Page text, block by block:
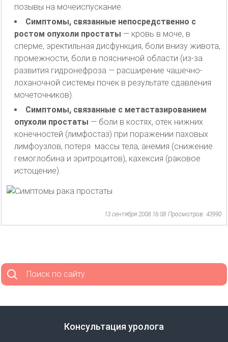
позывы на мочеиспускание.
Симптомы, связанные непосредственно с
ростом опухоли простаты — кровь в моче, в
сперме, эректильная дисфункция, боли внизу живота,
промежности, боли в поясничной области (из-за
развития гидронефроза — расширение чашечно-
лоханочной системы почек в результате сдавления
мочеточников).
Симптомы, связанные с метастазированием
опухоли простаты — боли в костях, отек нижних
конечностей (лимфостаз) при поражении паховых
лимфоузлов, потеря массы тела, анемия (снижение
гемоглобина и эритроцитов), кахексия (раковое
истощение).
13 сентября 2008 16:08 Просмотров: 43990
Поиск по сайту
Консультация уролога